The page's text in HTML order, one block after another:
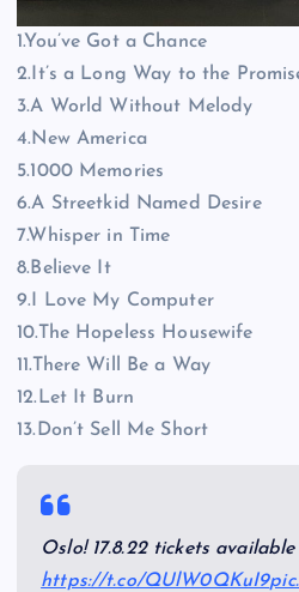
1.You’ve Got a Chance
2.It’s a Long Way to the
3.A World Without Melody
4.New America
5.1000 Memories
6.A Streetkid Named Desire
7.Whisper in Time
8.Believe It
9.I Love My Computer
10.The Hopeless Housewife
11.There Will Be a Way
12.Let It Burn
13.Don’t Sell Me Short
Oslo! 17.8.22 tickets
https://t.co/QUlW0QKuI9